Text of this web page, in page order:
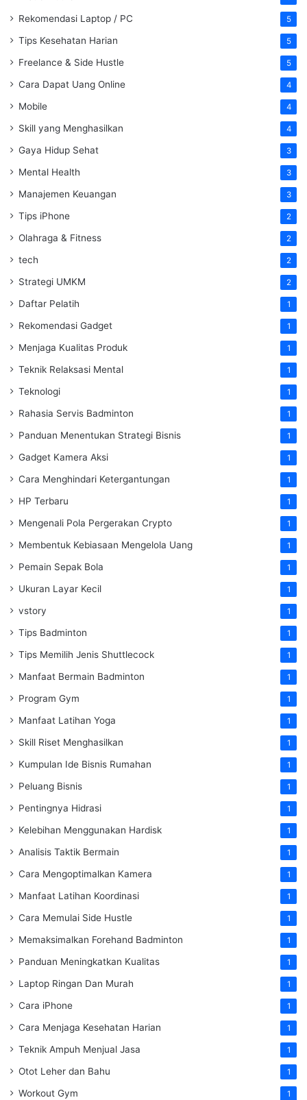
Rekomendasi Laptop / PC 5
Tips Kesehatan Harian 5
Freelance & Side Hustle 5
Cara Dapat Uang Online 4
Mobile 4
Skill yang Menghasilkan 4
Gaya Hidup Sehat 3
Mental Health 3
Manajemen Keuangan 3
Tips iPhone 2
Olahraga & Fitness 2
tech 2
Strategi UMKM 2
Daftar Pelatih 1
Rekomendasi Gadget 1
Menjaga Kualitas Produk 1
Teknik Relaksasi Mental 1
Teknologi 1
Rahasia Servis Badminton 1
Panduan Menentukan Strategi Bisnis 1
Gadget Kamera Aksi 1
Cara Menghindari Ketergantungan 1
HP Terbaru 1
Mengenali Pola Pergerakan Crypto 1
Membentuk Kebiasaan Mengelola Uang 1
Pemain Sepak Bola 1
Ukuran Layar Kecil 1
vstory 1
Tips Badminton 1
Tips Memilih Jenis Shuttlecock 1
Manfaat Bermain Badminton 1
Program Gym 1
Manfaat Latihan Yoga 1
Skill Riset Menghasilkan 1
Kumpulan Ide Bisnis Rumahan 1
Peluang Bisnis 1
Pentingnya Hidrasi 1
Kelebihan Menggunakan Hardisk 1
Analisis Taktik Bermain 1
Cara Mengoptimalkan Kamera 1
Manfaat Latihan Koordinasi 1
Cara Memulai Side Hustle 1
Memaksimalkan Forehand Badminton 1
Panduan Meningkatkan Kualitas 1
Laptop Ringan Dan Murah 1
Cara iPhone 1
Cara Menjaga Kesehatan Harian 1
Teknik Ampuh Menjual Jasa 1
Otot Leher dan Bahu 1
Workout Gym 1